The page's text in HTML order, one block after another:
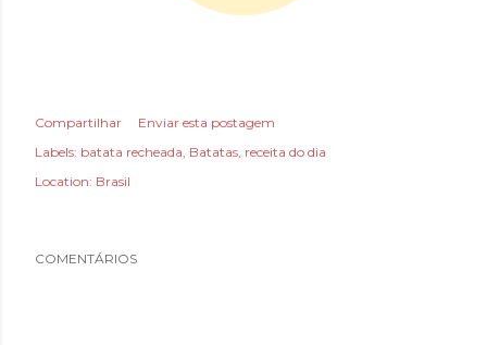
Compartilhar
Enviar esta postagem
Labels: batata recheada Batatas receita do dia
Location: Brasil
COMENTÁRIOS